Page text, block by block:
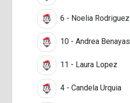
6 - Noelia Rodriguez
10 - Andrea Benayas
11 - Laura Lopez
4 - Candela Urquia